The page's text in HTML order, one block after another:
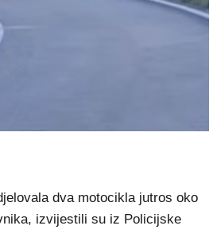
dva motocikla jutros oko
izvijestili su iz Policijske